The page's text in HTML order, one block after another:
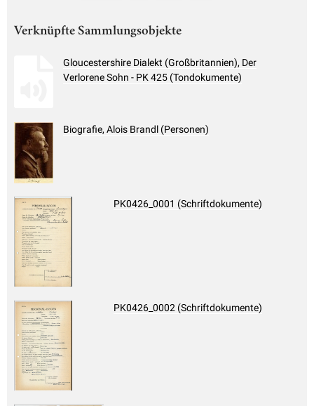
Verknüpfte Sammlungsobjekte
Gloucestershire Dialekt (Großbritannien), Der
Verlorene Sohn - PK 425 (Tondokumente)
Biografie, Alois Brandl (Personen)
PK0426_0001 (Schriftdokumente)
PK0426_0002 (Schriftdokumente)